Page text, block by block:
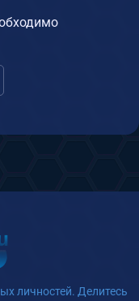
личностей. Делитесь